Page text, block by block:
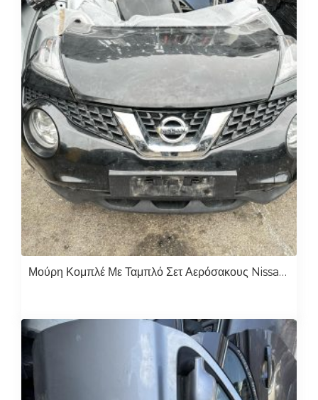
Μούρη Κομπλέ Με Ταμπλό Σετ Αερόσακους Nissan Juke 2015-2017 K9K 1.5 Diesel